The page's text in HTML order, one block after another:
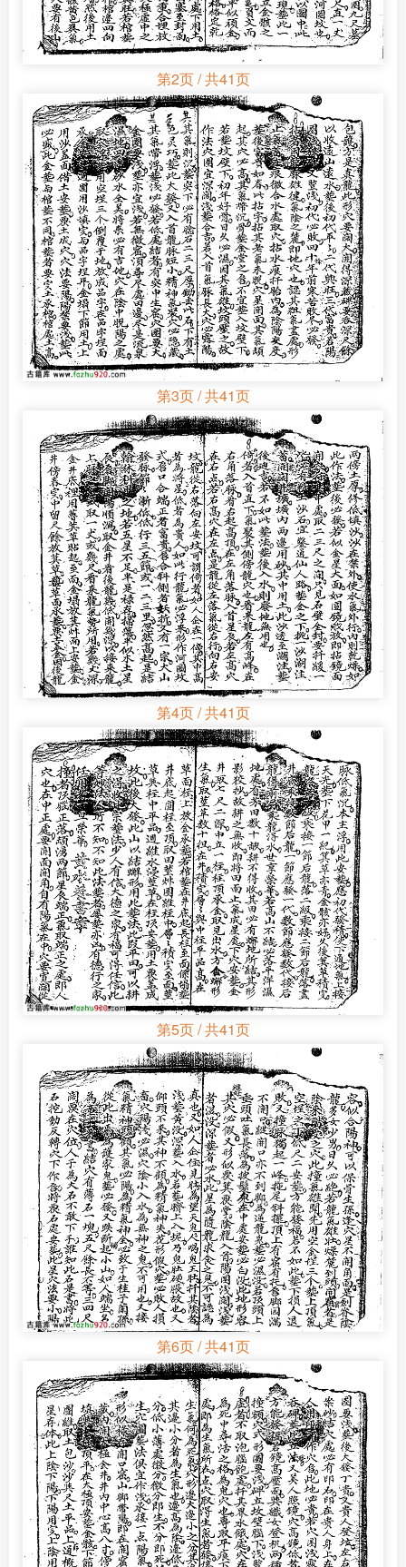
第2页 / 共41页
第3页 / 共41页
第4页 / 共41页
第5页 / 共41页
第6页 / 共41页